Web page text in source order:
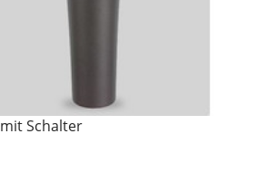
Schalter